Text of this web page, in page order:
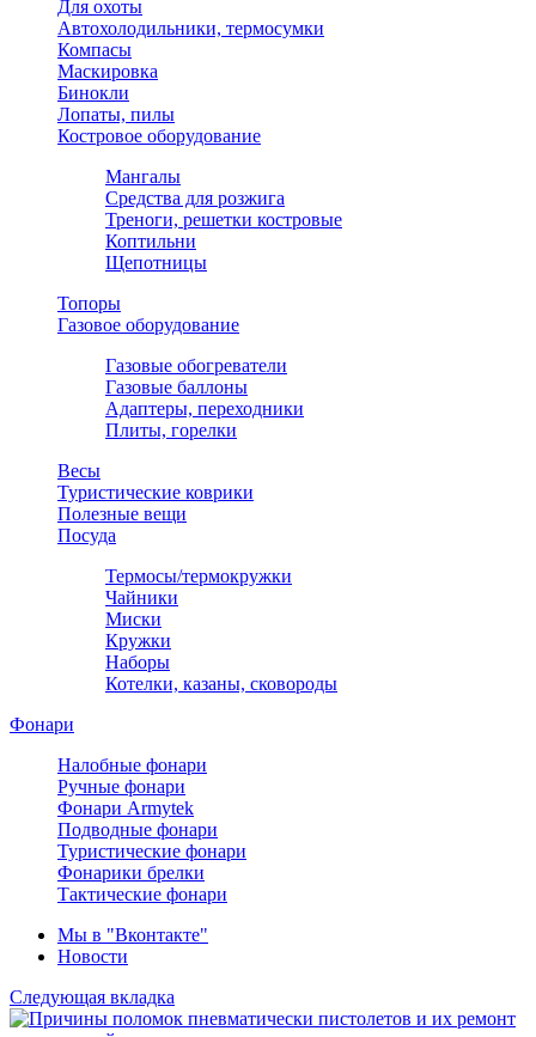
Для охоты
Автохолодильники, термосумки
Компасы
Маскировка
Бинокли
Лопаты, пилы
Костровое оборудование
Мангалы
Средства для розжига
Треноги, решетки костровые
Коптильни
Щепотницы
Топоры
Газовое оборудование
Газовые обогреватели
Газовые баллоны
Адаптеры, переходники
Плиты, горелки
Весы
Туристические коврики
Полезные вещи
Посуда
Термосы/термокружки
Чайники
Миски
Кружки
Наборы
Котелки, казаны, сковороды
Фонари
Налобные фонари
Ручные фонари
Фонари Armytek
Подводные фонари
Туристические фонари
Фонарики брелки
Тактические фонари
Мы в "Вконтакте"
Новости
Следующая вкладка